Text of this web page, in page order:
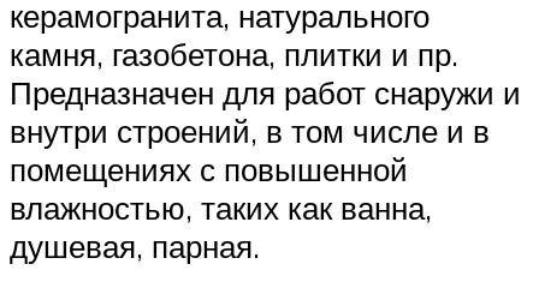
керамогранита, натурального
камня, газобетона, плитки и пр.
Предназначен для работ снаружи и
внутри строений, в том числе и в
помещениях с повышенной
влажностью, таких как ванна,
душевая, парная.